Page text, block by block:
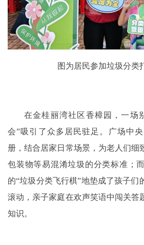
图为居民参加垃圾分类
在金桂丽湾社区香樟园，一场
会”吸引了众多居民驻足。广场中
册，结合居家日常场景，为老人们细
包装物等易混淆垃圾的分类标准；
的“垃圾分类飞行棋”地垫成了孩子们
滚动，亲子家庭在欢声笑语中闯关答
知识。